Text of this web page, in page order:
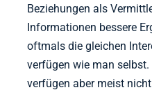
Beziehungen als
Informationen bessere
oftmals die gleichen
verfügen wie man
verfügen aber meist